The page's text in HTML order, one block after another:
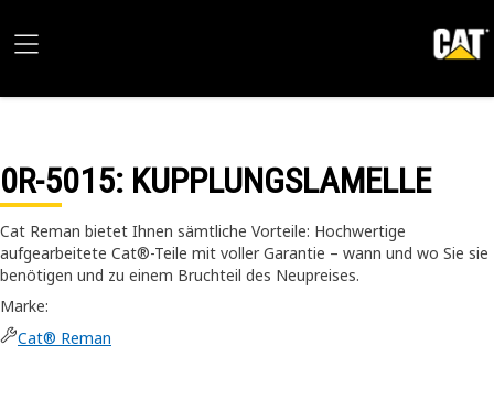
0R-5015: KUPPLUNGSLAMELLE
Cat Reman bietet Ihnen sämtliche Vorteile: Hochwertige
aufgearbeitete Cat®-Teile mit voller Garantie – wann und wo Sie sie
benötigen und zu einem Bruchteil des Neupreises.
Marke:
Cat® Reman